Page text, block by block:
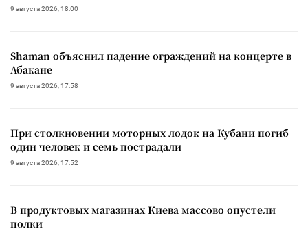
9 августа 2026, 18:00
Shaman объяснил падение ограждений на концерте в
Абакане
9 августа 2026, 17:58
При столкновении моторных лодок на Кубани погиб
один человек и семь пострадали
9 августа 2026, 17:52
В продуктовых магазинах Киева массово опустели
полки